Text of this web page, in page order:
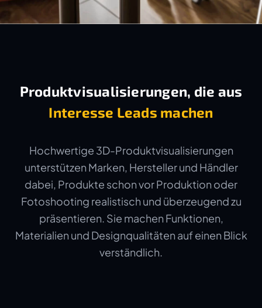
Produktvisualisierungen, die aus
Interesse Leads machen
Hochwertige 3D-Produktvisualisierungen
unterstützen Marken, Hersteller und Händler
dabei, Produkte schon vor Produktion oder
Fotoshooting realistisch und überzeugend zu
präsentieren. Sie machen Funktionen,
Materialien und Designqualitäten auf einen Blick
verständlich.